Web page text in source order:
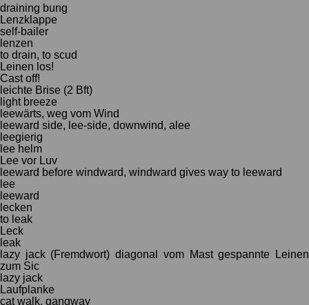
draining bung
Lenzklappe
self-bailer
lenzen
to drain, to scud
Leinen los!
Cast off!
leichte Brise (2 Bft)
light breeze
leewärts, weg vom Wind
leeward side, lee-side, downwind, alee
leegierig
lee helm
Lee vor Luv
leeward before windward, windward gives way to leeward
lee
leeward
lecken
to leak
Leck
leak
lazy jack (Fremdwort) diagonal vom Mast gespannte Leinen
zum Sic
lazy jack
Laufplanke
cat walk, gangway